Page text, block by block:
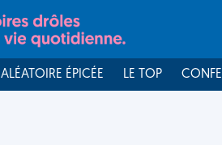
ALÉATOIRE ÉPICÉE LE TOP